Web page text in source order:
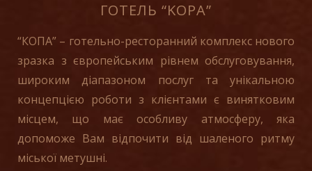
ГОТЕЛЬ “KOPA”
“КОПА” – готельно-ресторанний комплекс нового
зразка з європейським рівнем обслуговування,
широким діапазоном послуг та унікальною
концепцією роботи з клієнтами є винятковим
місцем, що має особливу атмосферу, яка
допоможе Вам відпочити від шаленого ритму
міської метушні.